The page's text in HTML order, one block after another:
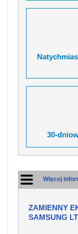
30-
Więcej
ZAMIENNY
SAMSUNG